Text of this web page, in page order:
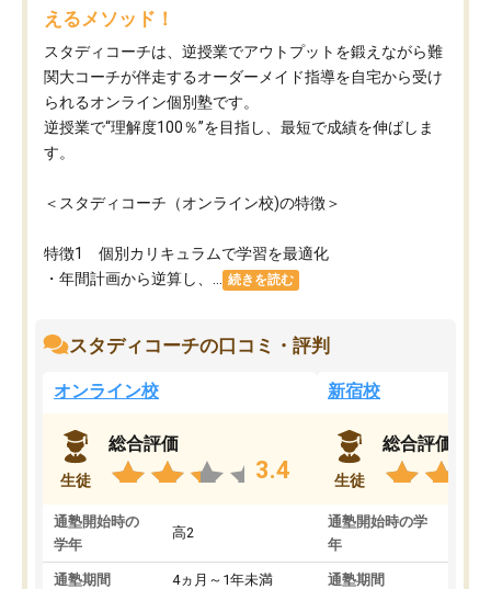
えるメソッド！
スタディコーチは、逆授業でアウトプットを鍛えながら難
関大コーチが伴走するオーダーメイド指導を自宅から受け
られるオンライン個別塾です。
逆授業で“理解度100％”を目指し、最短で成績を伸ばしま
す。
＜スタディコーチ（オンライン校)の特徴＞
特徴1 個別カリキュラムで学習を最適化
・年間計画から逆算し、...
続きを読む
スタディコーチの口コミ・評判
オンライン校
生徒
総合評価
3.4
通塾開始時の
学年
高2
通塾期間 4ヵ月～1年未満
新宿校
生徒
総合評価
通塾開始時の学
年
通塾期間